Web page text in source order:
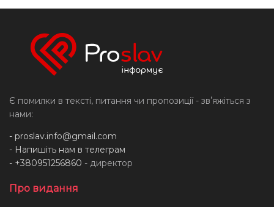
Є помилки в тексті, питання чи пропозиції - звʼяжіться з
нами:
- proslav.info@gmail.com
- Напишіть нам в телеграм
- +380951256860 - директор
Про видання